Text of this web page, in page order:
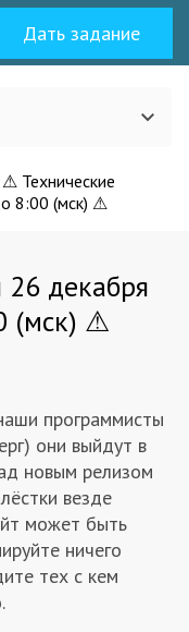
Дать задание
⚠ Технические
8:00 (мск) ⚠
декабря
(мск) ⚠
программисты
они выйдут в
новым релизом
везде
может быть
ничего
тех с кем